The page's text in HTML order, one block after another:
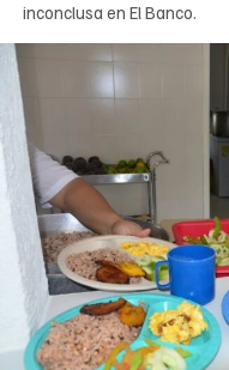
inconclusa en El Banco.